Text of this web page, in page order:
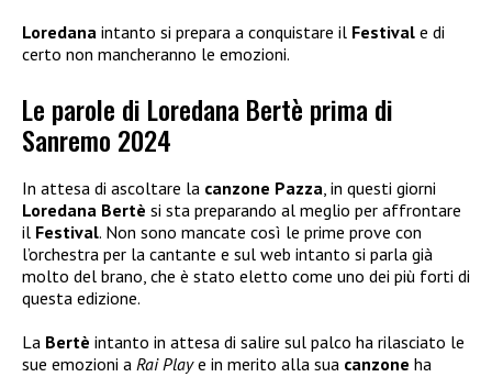
Loredana intanto si prepara a conquistare il Festival e di
certo non mancheranno le emozioni.
Le parole di Loredana Bertè prima di
Sanremo 2024
In attesa di ascoltare la canzone Pazza, in questi giorni
Loredana Bertè si sta preparando al meglio per affrontare
il Festival. Non sono mancate così le prime prove con
l’orchestra per la cantante e sul web intanto si parla già
molto del brano, che è stato eletto come uno dei più forti di
questa edizione.
La Bertè intanto in attesa di salire sul palco ha rilasciato le
sue emozioni a Rai Playe in merito alla sua canzone ha